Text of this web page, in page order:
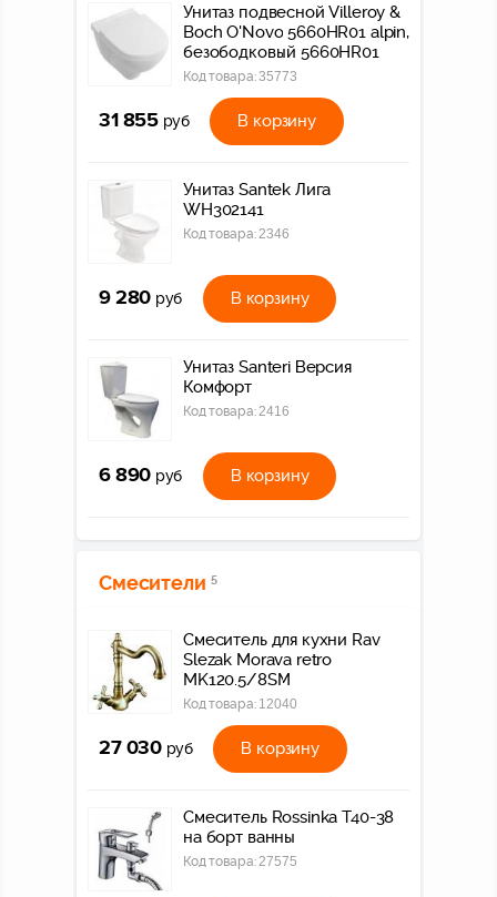
Унитаз подвесной Villeroy &
Boch O'Novo 5660HR01 alpin,
безободковый 5660HR01
Код товара:35773
31 855 руб В корзину
Унитаз Santek Лига
WH302141
Код товара: 2346
9 280 руб В корзину
Унитаз Santeri Версия
Комфорт
Код товара: 2416
6 890 руб В корзину
Смесители 5
Смеситель для кухни Rav
Slezak Morava retro
MK120.5/8SM
Код товара: 12040
27 030 руб В корзину
Смеситель Rossinka T40-38
на борт ванны
Код товара: 27575